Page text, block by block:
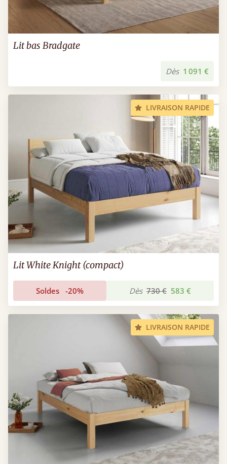
Lit bas Bradgate
Dès 1 091 €
LIVRAISON RAPIDE
Lit White Knight (compact)
Soldes -20% Dès 730 € 583 €
LIVRAISON RAPIDE